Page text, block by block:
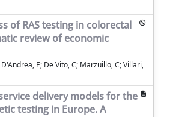
of RAS testing in colorectal
review of economic
E; De Vito, C; Marzuillo, C; Villari,
delivery models for the
testing in Europe. A